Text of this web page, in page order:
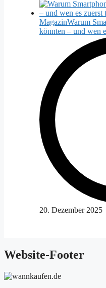
MagazinWarum
könnten – und wen
20. Dezember 2025
Website-Footer